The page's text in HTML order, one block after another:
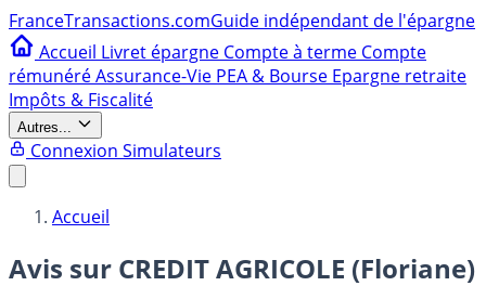
FranceTransactions.comGuide indépendant de l'épargne
Accueil Livret épargne Compte à terme Compte
rémunéréAssurance-Vie PEA & Bourse Epargne retraite
Impôts & Fiscalité
Autres...
Connexion Simulateurs
Accueil
Avis sur CREDIT AGRICOLE (Floriane)